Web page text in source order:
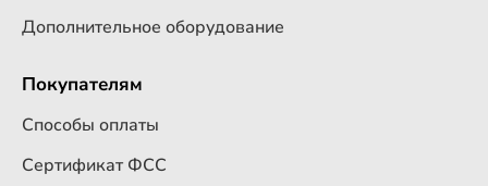
Дополнительное оборудование
Покупателям
Способы оплаты
Сертификат ФСС